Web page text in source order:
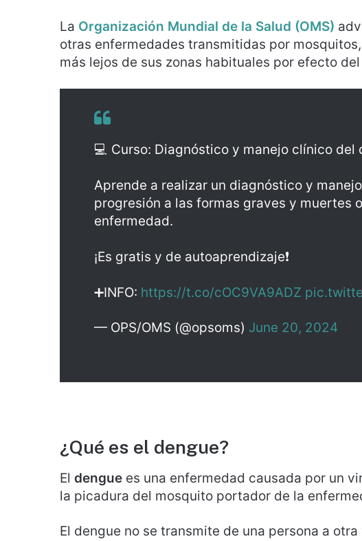
La Organización Mundial de la Salud (OMS)
otras enfermedades transmitidas por
más lejos de sus zonas habituales por efecto
💻 Curso: Diagnóstico y manejo clínico del
Aprende a realizar un diagnóstico y
progresión a las formas graves y muertes
enfermedad.
¡Es gratis y de autoaprendizaje❗️
➕INFO: https://t.co/cOC9VA9ADZ
— OPS/OMS (@opsoms) June 20, 2024
¿Qué es el dengue?
El dengue es una enfermedad causada por un
la picadura del mosquito portador de la
El dengue no se transmite de una persona a